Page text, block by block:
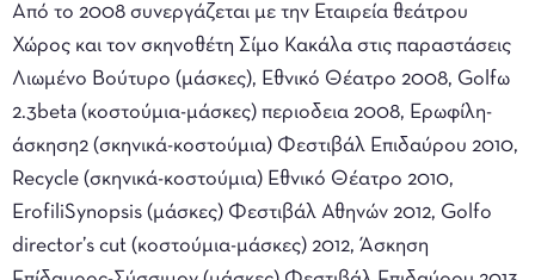
Από το 2008 συνεργάζεται με την Εταιρεία θεάτρου
Χώρος και τον σκηνοθέτη Σίμο Κακάλα στις παραστάσεις
Λιωμένο Βούτυρο (μάσκες), Εθνικό Θέατρο 2008, Golfω
2.3beta (κοστούμια-μάσκες) περιοδεια 2008, Ερωφίλη-
άσκηση2 (σκηνικά-κοστούμια) Φεστιβάλ Επιδαύρου 2010,
Recycle (σκηνικά-κοστούμια) Εθνικό Θέατρο 2010,
ErofiliSynopsis (μάσκες) Φεστιβάλ Αθηνών 2012, Golfo
director’s cut (κοστούμια-μάσκες) 2012, Άσκηση